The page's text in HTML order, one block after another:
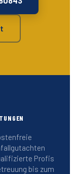
Profis
bis zum